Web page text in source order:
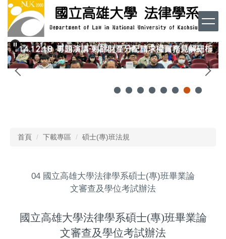
跳
主
要
內
容
區
首頁 下載專區 碩士(專)班法規
04 國立高雄大學法律學系碩士(專)班畢業論
文審查及學位考試辦法
國立高雄大學法律學系碩士(專)班畢業論
文審查及學位考試辦法